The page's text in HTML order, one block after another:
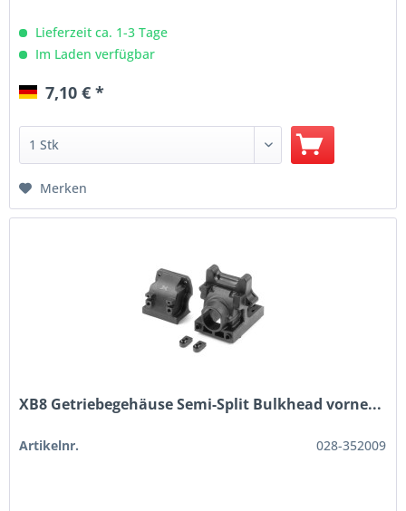
Lieferzeit ca. 1-3 Tage
Im Laden verfügbar
7,10 € *
Merken
XB8 Getriebegehäuse Semi-Split Bulkhead vorne...
Artikelnr. 028-352009